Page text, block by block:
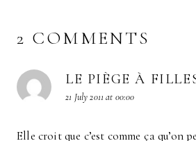
2 COMMENTS
LE PIÈGE À
21 July 2011 at 00:00
Elle croit que c’est comme ça qu’on